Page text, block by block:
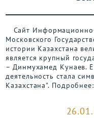
Сайт
Московского
истории Казахстана
является крупный
– Динмухамед Кунаев.
деятельность стала
Казахстана".